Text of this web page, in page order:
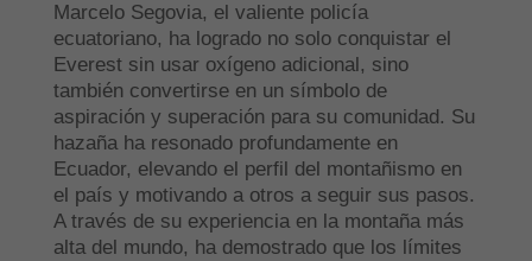
Marcelo Segovia, el valiente policía
ecuatoriano, ha logrado no solo conquistar el
Everest sin usar oxígeno adicional, sino
también convertirse en un símbolo de
aspiración y superación para su comunidad. Su
hazaña ha resonado profundamente en
Ecuador, elevando el perfil del montañismo en
el país y motivando a otros a seguir sus pasos.
A través de su experiencia en la montaña más
alta del mundo, ha demostrado que los límites